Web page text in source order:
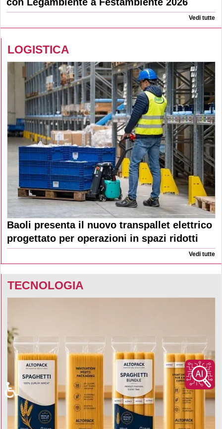
Vedi tutte
LOGISTICA
Baoli presenta il nuovo transpallet elettrico
progettato per operazioni in spazi ridotti
Vedi tutte
TECNOLOGIA